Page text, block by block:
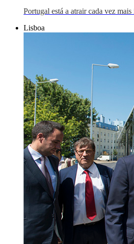
Portugal está a atrair cada vez
Lisboa